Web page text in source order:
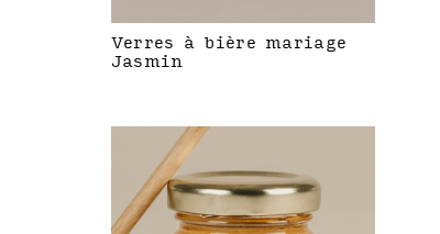
Verres à bière mariage
Jasmin